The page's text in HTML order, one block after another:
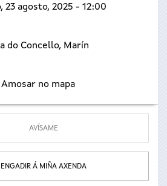
23 agosto, 2025 - 12:00
do Concello, Marín
Amosar no mapa
AVÍSAME
ENGADIR Á MIÑA AXENDA